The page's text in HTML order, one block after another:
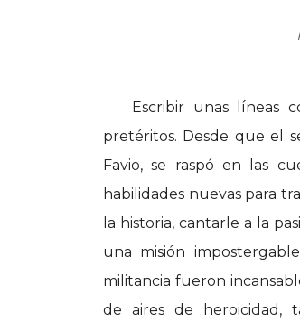
Escribir unas líneas
pretéritos. Desde que el
Favio, se raspó en las
habilidades nuevas para
la historia, cantarle a la
una misión
militancia fueron
de aires de heroicidad,